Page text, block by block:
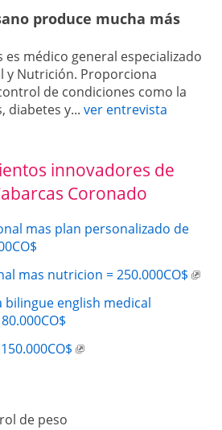
produce mucha más
es médico general especializado
y Nutrición. Proporciona
de condiciones como la
diabetes y... ver entrevista
innovadores de
Coronado
mas plan personalizado de
mas nutricion = 250.000CO$
bilingue english medical
de peso